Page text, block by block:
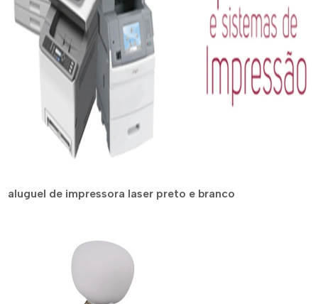
aluguel de impressora laser preto e branco